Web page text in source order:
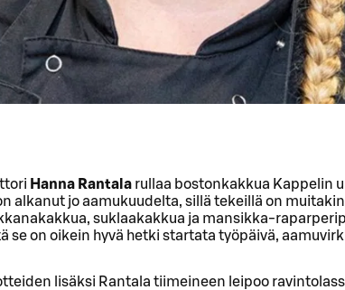
Hanna Rantala rullaa bostonkakkua Kappelin
alkanut jo aamukuudelta, sillä tekeillä on
suklaakakkua ja mansikka-
se on oikein hyvä hetki startata työpäivä,
lisäksi Rantala tiimeineen leipoo